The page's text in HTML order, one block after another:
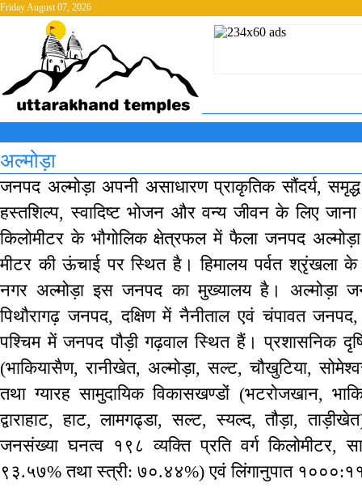
Friday August 07, 2026
अल्मोड़ा
जनपद अल्मोड़ा अपनी असाधारण प्राकृतिक सौंदर्य,
हस्तशिल्प, स्वादिष्ट भोजन और वन्य जीवन के लिए
किलोमीटर के भौगोलिक क्षेत्रफल में फैला जनपद
मीटर की ऊंचाई पर स्थित है। हिमालय पर्वत श्रृंखला के
नगर अल्मोड़ा इस जनपद का मुख्यालय है। अल्मोड़ा
पिथौरागढ़ जनपद, दक्षिण में नैनीताल एवं चंपावत
पश्चिम में जनपद पौड़ी गढ़वाल स्थित हैं। प्रशासनिक
(भाकियासैण, रानीखेत, अल्मोड़ा, सल्ट, चौखुटिया,
तथा ग्यारह सामुदायिक विकासखण्डों (भटरोजखान,
द्वाराहाट, हाट, लामगढ्डा, सल्ट, स्यल्द, तौड़ा,
जनसंख्या घनत्व १९८ व्यक्ति प्रति वर्ग किलोमीटर,
९३.५७% तथा स्त्री: ७०.४४%) एवं लिंगानुपात